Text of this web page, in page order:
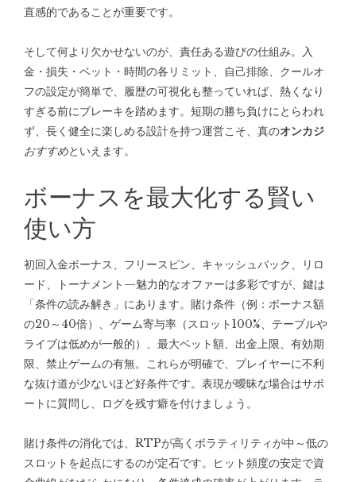
直感的であることが重要です。
そして何より欠かせないのが、責任ある遊びの仕組み。入
金・損失・ベット・時間の各リミット、自己排除、クールオ
フの設定が簡単で、履歴の可視化も整っていれば、熱くなり
すぎる前にブレーキを踏めます。短期の勝ち負けにとらわれ
ず、長く健全に楽しめる設計を持つ運営こそ、真のオンカジ
おすすめといえます。
ボーナスを最大化する賢い
使い方
初回入金ボーナス、フリースピン、キャッシュバック、リロ
ード、トーナメント—魅力的なオファーは多彩ですが、鍵は
「条件の読み解き」にあります。賭け条件（例：ボーナス額
の20～40倍）、ゲーム寄与率（スロット100%、テーブルや
ライブは低めが一般的）、最大ベット額、出金上限、有効期
限、禁止ゲームの有無。これらが明確で、プレイヤーに不利
な抜け道が少ないほど好条件です。表現が曖昧な場合はサポ
ートに質問し、ログを残す癖を付けましょう。
賭け条件の消化では、RTPが高くボラティリティが中～低の
スロットを起点にするのが定石です。ヒット頻度の安定で資